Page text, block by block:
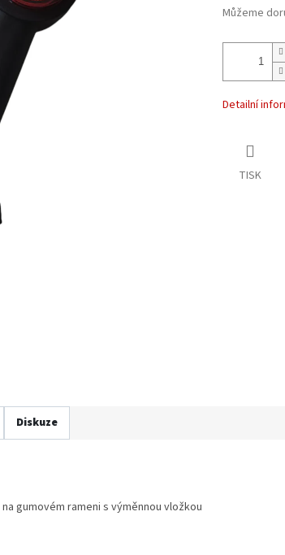
Můžeme
Detailní
TISK
Diskuze
na gumovém rameni s výměnnou vložkou